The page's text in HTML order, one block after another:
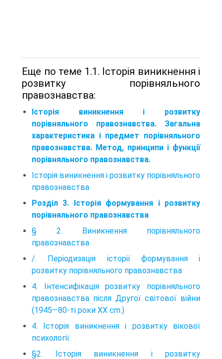
Еще по теме 1.1. Історія виникнення і
розвитку порівняльного
правознавства:
Історія виникнення і розвитку
порівняльного правознавства. Загальна
характеристика і предмет порівняльного
правознавства. Метод, принципи і функції
порівняльного правознавства.
Історія виникнення і розвитку порівняльного
правознавства
Розділ 3. Історія формування і розвитку
порівняльного правознавства
§ 2. Виникнення порівняльного
правознавства
/. Періодизація історії формування і
розвитку порівняльного правознавства
4. Інтенсифікація розвитку порівняльного
правознавства після Другої світової війни
(1945—80-ті роки XX cm.)
4. Історія виникнення і розвитку вікової
психології.
§2. Історія виникнення і розвитку